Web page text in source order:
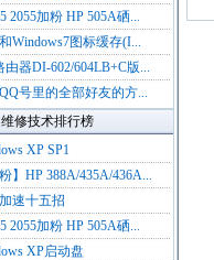
2055加粉 HP 505A硒...
Windows7图标缓存(I...
器DI-602/604LB+C版...
号里的全部好友的方...
维修技术排行榜
XP SP1
】HP 388A/435A/436A...
速十五招
2055加粉 HP 505A硒...
XP启动盘